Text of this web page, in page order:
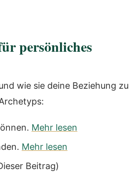
persönliches
wie sie deine Beziehung zu
Mehr lesen
Mehr lesen
Beitrag)